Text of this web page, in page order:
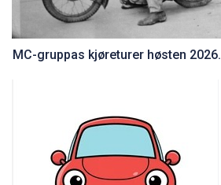
MC-gruppas kjøreturer høsten 2026.